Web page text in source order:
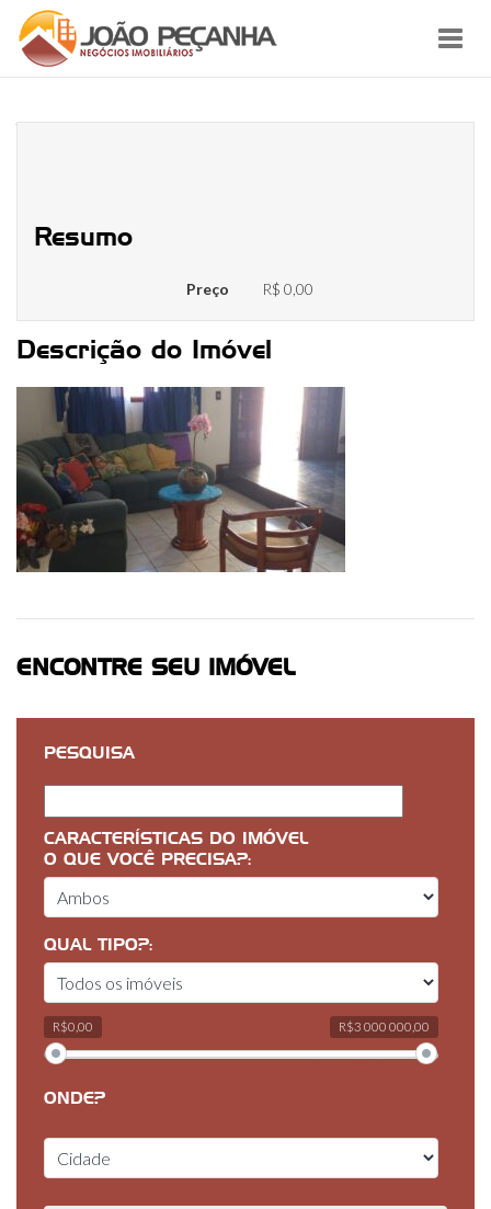
Resumo
Preço R$ 0,00
Descrição do Imóvel
ENCONTRE SEU IMÓVEL
PESQUISA
CARACTERÍSTICAS DO IMÓVEL
O QUE VOCÊ PRECISA?:
QUAL TIPO?:
R$0,00 R$3 000 000,00
ONDE?